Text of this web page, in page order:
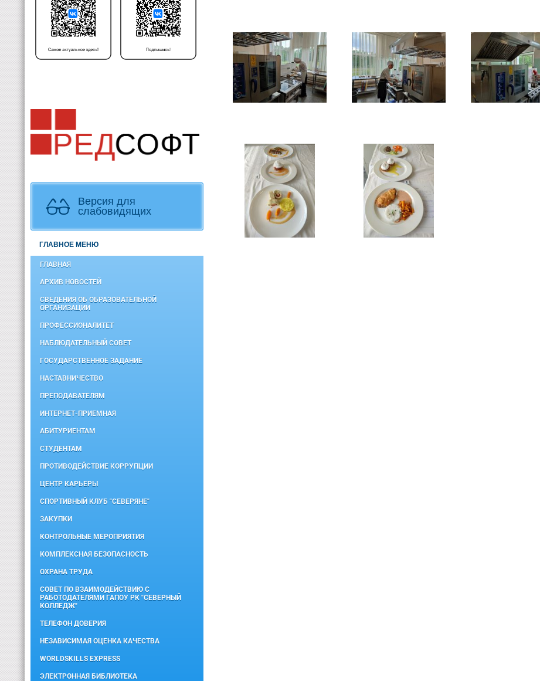
Версия для
слабовидящих
ГЛАВНОЕ МЕНЮ
ГЛАВНАЯ
АРХИВ НОВОСТЕЙ
СВЕДЕНИЯ ОБ ОБРАЗОВАТЕЛЬНОЙ
ОРГАНИЗАЦИИ
ПРОФЕССИОНАЛИТЕТ
НАБЛЮДАТЕЛЬНЫЙ СОВЕТ
ГОСУДАРСТВЕННОЕ ЗАДАНИЕ
НАСТАВНИЧЕСТВО
ПРЕПОДАВАТЕЛЯМ
ИНТЕРНЕТ-ПРИЕМНАЯ
АБИТУРИЕНТАМ
СТУДЕНТАМ
ПРОТИВОДЕЙСТВИЕ КОРРУПЦИИ
ЦЕНТР КАРЬЕРЫ
СПОРТИВНЫЙ КЛУБ "СЕВЕРЯНЕ"
ЗАКУПКИ
КОНТРОЛЬНЫЕ МЕРОПРИЯТИЯ
КОМПЛЕКСНАЯ БЕЗОПАСНОСТЬ
ОХРАНА ТРУДА
СОВЕТ ПО ВЗАИМОДЕЙСТВИЮ С
РАБОТОДАТЕЛЯМИ ГАПОУ РК "СЕВЕРНЫЙ
КОЛЛЕДЖ"
ТЕЛЕФОН ДОВЕРИЯ
НЕЗАВИСИМАЯ ОЦЕНКА КАЧЕСТВА
WORLDSKILLS EXPRESS
ЭЛЕКТРОННАЯ БИБЛИОТЕКА